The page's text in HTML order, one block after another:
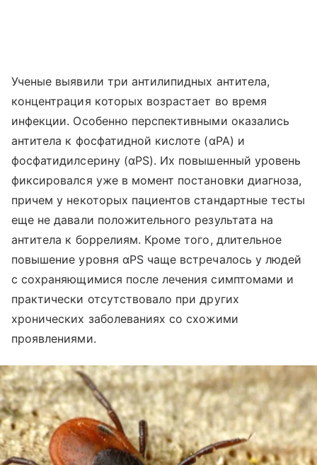
Ученые выявили три антилипидных антитела,
концентрация которых возрастает во время
инфекции. Особенно перспективными оказались
антитела к фосфатидной кислоте (αPA) и
фосфатидилсерину (αPS). Их повышенный уровень
фиксировался уже в момент постановки диагноза,
причем у некоторых пациентов стандартные тесты
еще не давали положительного результата на
антитела к боррелиям. Кроме того, длительное
повышение уровня αPS чаще встречалось у людей
с сохраняющимися после лечения симптомами и
практически отсутствовало при других
хронических заболеваниях со схожими
проявлениями.